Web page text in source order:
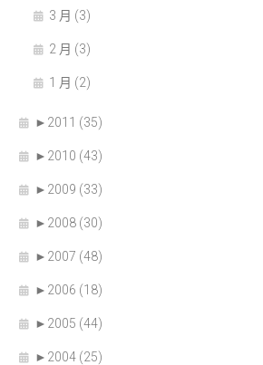
3 月 (3)
2 月 (3)
1 月 (2)
► 2011 (35)
► 2010 (43)
► 2009 (33)
► 2008 (30)
► 2007 (48)
► 2006 (18)
► 2005 (44)
► 2004 (25)